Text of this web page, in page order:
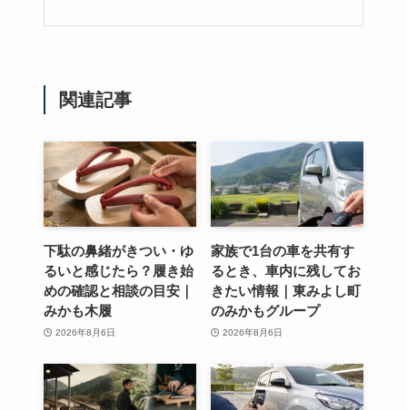
関連記事
下駄の鼻緒がきつい・ゆ
るいと感じたら？履き始
めの確認と相談の目安｜
みかも木履
2026年8月6日
家族で1台の車を共有す
るとき、車内に残してお
きたい情報｜東みよし町
のみかもグループ
2026年8月6日